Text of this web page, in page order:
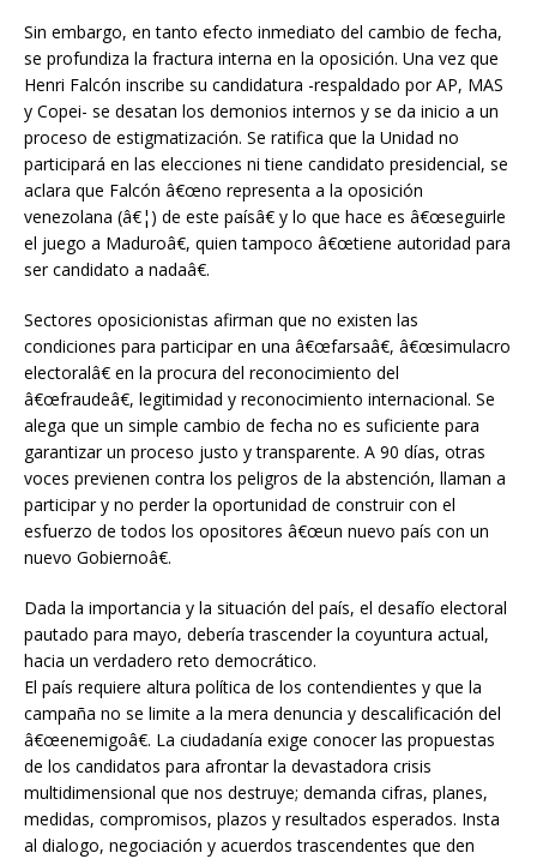
Sin embargo, en tanto efecto inmediato del cambio de fecha,
se profundiza la fractura interna en la oposición. Una vez que
Henri Falcón inscribe su candidatura -respaldado por AP, MAS
y Copei- se desatan los demonios internos y se da inicio a un
proceso de estigmatización. Se ratifica que la Unidad no
participará en las elecciones ni tiene candidato presidencial, se
aclara que Falcón â€œno representa a la oposición
venezolana (â€¦) de este paísâ€ y lo que hace es â€œseguirle
el juego a Maduroâ€, quien tampoco â€œtiene autoridad para
ser candidato a nadaâ€.
Sectores oposicionistas afirman que no existen las
condiciones para participar en una â€œfarsaâ€, â€œsimulacro
electoralâ€ en la procura del reconocimiento del
â€œfraudeâ€, legitimidad y reconocimiento internacional. Se
alega que un simple cambio de fecha no es suficiente para
garantizar un proceso justo y transparente. A 90 días, otras
voces previenen contra los peligros de la abstención, llaman a
participar y no perder la oportunidad de construir con el
esfuerzo de todos los opositores â€œun nuevo país con un
nuevo Gobiernoâ€.
Dada la importancia y la situación del país, el desafío electoral
pautado para mayo, debería trascender la coyuntura actual,
hacia un verdadero reto democrático.
El país requiere altura política de los contendientes y que la
campaña no se limite a la mera denuncia y descalificación del
â€œenemigoâ€. La ciudadanía exige conocer las propuestas
de los candidatos para afrontar la devastadora crisis
multidimensional que nos destruye; demanda cifras, planes,
medidas, compromisos, plazos y resultados esperados. Insta
al dialogo, negociación y acuerdos trascendentes que den